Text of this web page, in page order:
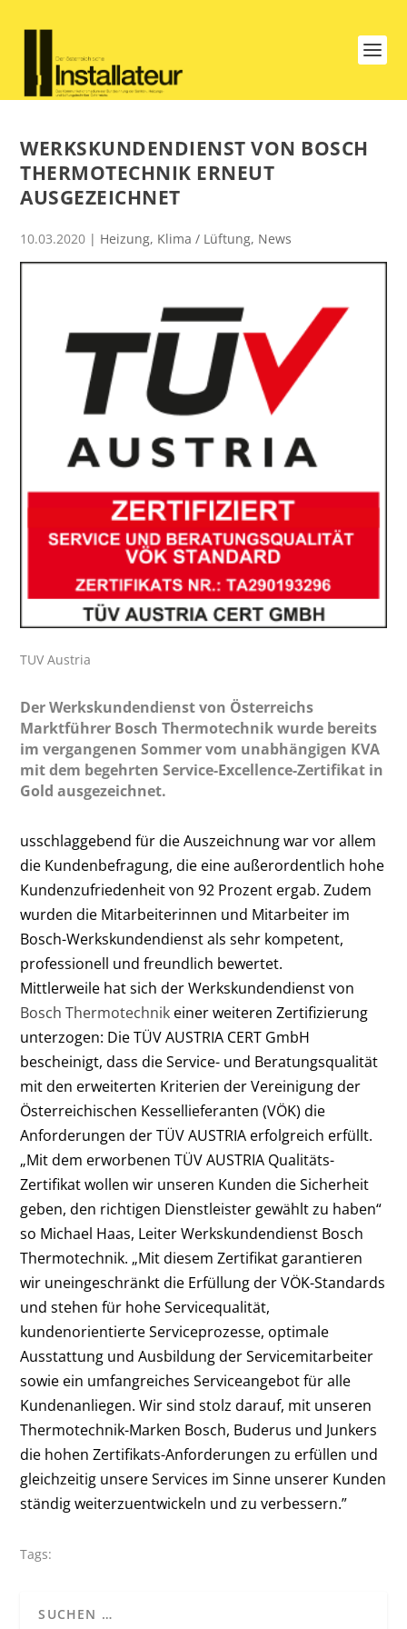
WERKSKUNDENDIENST VON BOSCH
THERMOTECHNIK ERNEUT
AUSGEZEICHNET
10.03.2020 | Heizung, Klima / Lüftung, News
TUV Austria
Der Werkskundendienst von Österreichs
Marktführer Bosch Thermotechnik wurde bereits
im vergangenen Sommer vom unabhängigen KVA
mit dem begehrten Service-Excellence-Zertifikat in
Gold ausgezeichnet.
usschlaggebend für die Auszeichnung war vor allem
die Kundenbefragung, die eine außerordentlich hohe
Kundenzufriedenheit von 92 Prozent ergab. Zudem
wurden die Mitarbeiterinnen und Mitarbeiter im
Bosch-Werkskundendienst als sehr kompetent,
professionell und freundlich bewertet.
Mittlerweile hat sich der Werkskundendienst von
Bosch Thermotechnik einer weiteren Zertifizierung
unterzogen: Die TÜV AUSTRIA CERT GmbH
bescheinigt, dass die Service- und Beratungsqualität
mit den erweiterten Kriterien der Vereinigung der
Österreichischen Kessellieferanten (VÖK) die
Anforderungen der TÜV AUSTRIA erfolgreich erfüllt.
„Mit dem erworbenen TÜV AUSTRIA Qualitäts-
Zertifikat wollen wir unseren Kunden die Sicherheit
geben, den richtigen Dienstleister gewählt zu haben“
so Michael Haas, Leiter Werkskundendienst Bosch
Thermotechnik. „Mit diesem Zertifikat garantieren
wir uneingeschränkt die Erfüllung der VÖK-Standards
und stehen für hohe Servicequalität,
kundenorientierte Serviceprozesse, optimale
Ausstattung und Ausbildung der Servicemitarbeiter
sowie ein umfangreiches Serviceangebot für alle
Kundenanliegen. Wir sind stolz darauf, mit unseren
Thermotechnik-Marken Bosch, Buderus und Junkers
die hohen Zertifikats-Anforderungen zu erfüllen und
gleichzeitig unsere Services im Sinne unserer Kunden
ständig weiterzuentwickeln und zu verbessern.”
Tags: